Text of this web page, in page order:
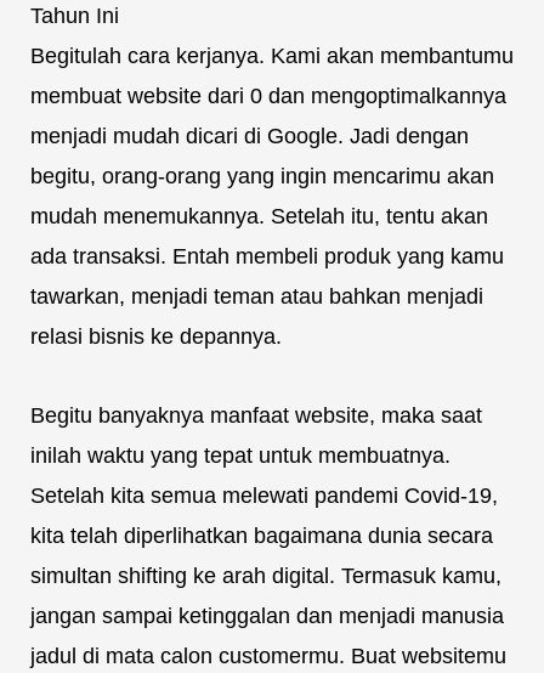
Tahun Ini
Begitulah cara kerjanya. Kami akan membantumu
membuat website dari 0 dan mengoptimalkannya
menjadi mudah dicari di Google. Jadi dengan
begitu, orang-orang yang ingin mencarimu akan
mudah menemukannya. Setelah itu, tentu akan
ada transaksi. Entah membeli produk yang kamu
tawarkan, menjadi teman atau bahkan menjadi
relasi bisnis ke depannya.
Begitu banyaknya manfaat website, maka saat
inilah waktu yang tepat untuk membuatnya.
Setelah kita semua melewati pandemi Covid-19,
kita telah diperlihatkan bagaimana dunia secara
simultan shifting ke arah digital. Termasuk kamu,
jangan sampai ketinggalan dan menjadi manusia
jadul di mata calon customermu. Buat websitemu